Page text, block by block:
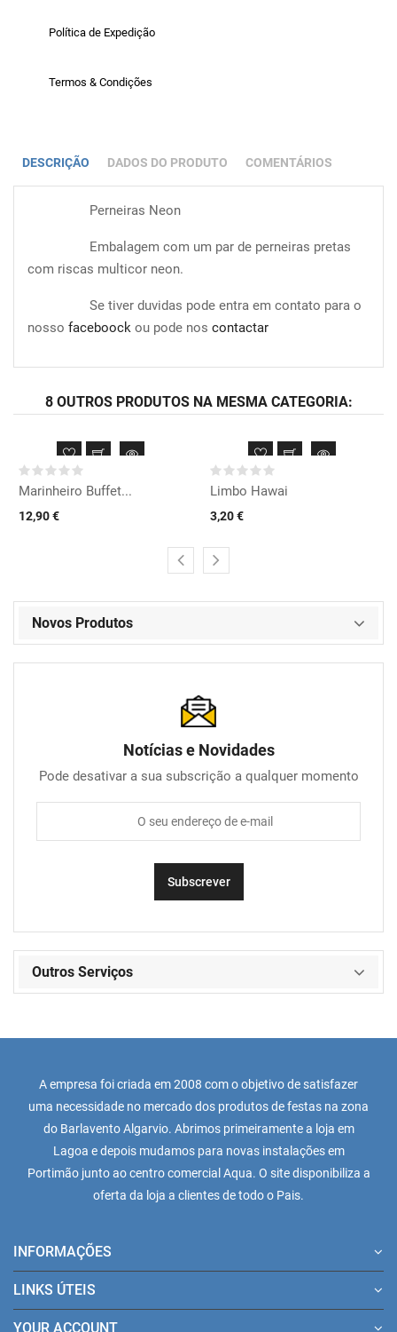
Política de Expedição
Termos & Condições
DESCRIÇÃO DADOS DO PRODUTO COMENTÁRIOS
Perneiras Neon
Embalagem com um par de perneiras pretas
com riscas multicor neon.
Se tiver duvidas pode entra em contato para o
nosso faceboock ou pode nos contactar
8 OUTROS PRODUTOS NA MESMA CATEGORIA:
Marinheiro Buffet...
12,90 €
Limbo Hawai
3,20 €
Novos Produtos
Notícias e Novidades
Pode desativar a sua subscrição a qualquer momento
Outros Serviços
A empresa foi criada em 2008 com o objetivo de satisfazer
uma necessidade no mercado dos produtos de festas na zona
do Barlavento Algarvio. Abrimos primeiramente a loja em
Lagoa e depois mudamos para novas instalações em
Portimão junto ao centro comercial Aqua. O site disponibiliza a
oferta da loja a clientes de todo o Pais.
INFORMAÇÕES
LINKS ÚTEIS
YOUR ACCOUNT